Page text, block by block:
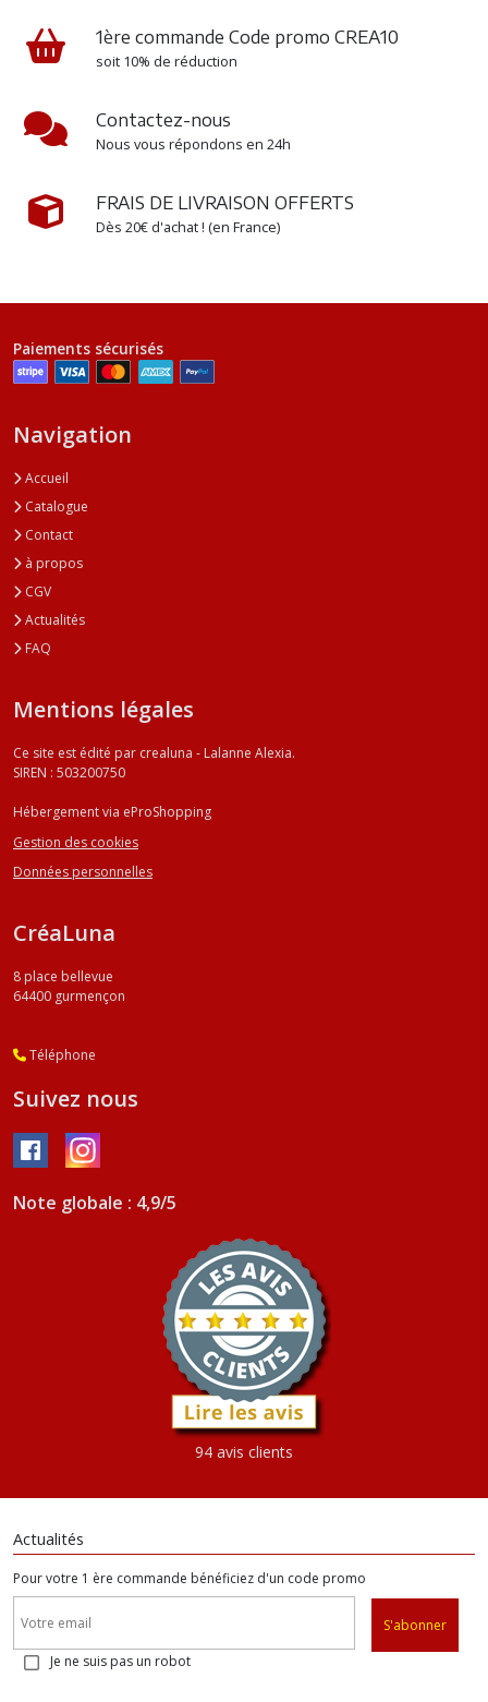
1ère commande Code promo CREA10
soit 10% de réduction
Contactez-nous
Nous vous répondons en 24h
FRAIS DE LIVRAISON OFFERTS
Dès 20€ d'achat ! (en France)
Paiements sécurisés
Navigation
Accueil
Catalogue
Contact
à propos
CGV
Actualités
FAQ
Mentions légales
Ce site est édité par crealuna - Lalanne Alexia.
SIREN : 503200750
Hébergement via eProShopping
Gestion des cookies
Données personnelles
CréaLuna
8 place bellevue
64400 gurmençon
Téléphone
Suivez nous
Note globale : 4,9/5
94 avis clients
Actualités
Pour votre 1 ère commande bénéficiez d'un code promo
S'abonner
Je ne suis pas un robot